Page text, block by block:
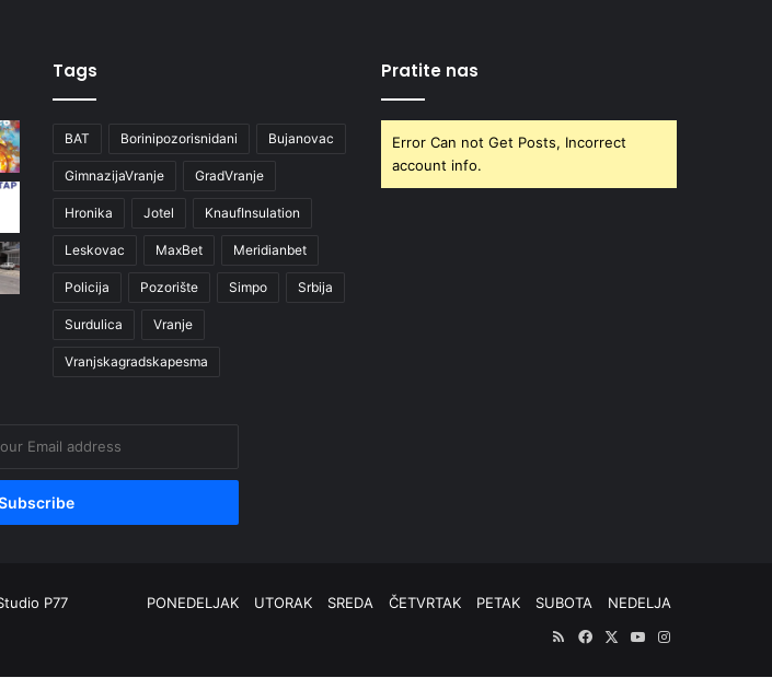
Tags
BAT Borinipozorisnidani Bujanovac
GimnazijaVranje GradVranje
Hronika Jotel KnaufInsulation
Leskovac MaxBet Meridianbet
Policija Pozorište Simpo Srbija
Surdulica Vranje
Vranjskagradskapesma
Pratite nas
Error Can not Get Posts, Incorrect
account info.
P77 PONEDELJAK UTORAK SREDA ČETVRTAK PETAK SUBOTA
NEDELJA
RSSFacebook
X YouTubeInstagram